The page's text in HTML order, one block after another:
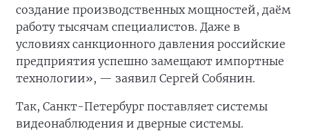
создание производственных мощностей, даём
работу тысячам специалистов. Даже в
условиях санкционного давления российские
предприятия успешно замещают импортные
технологии», — заявил Сергей Собянин.
Так, Санкт-Петербург поставляет системы
видеонаблюдения и дверные системы.